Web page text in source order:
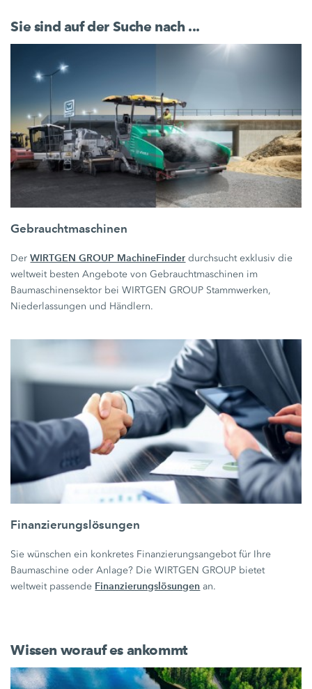
Sie sind auf der Suche nach ...
Gebrauchtmaschinen
DerWIRTGEN GROUP MachineFinder durchsucht exklusiv die
weltweit besten Angebote von Gebrauchtmaschinen im
Baumaschinensektor bei WIRTGEN GROUP Stammwerken,
Niederlassungen und Händlern.
Finanzierungslösungen
Sie wünschen ein konkretes Finanzierungsangebot für Ihre
Baumaschine oder Anlage? Die WIRTGEN GROUP bietet
weltweit passende Finanzierungslösungen an.
Wissen worauf es ankommt